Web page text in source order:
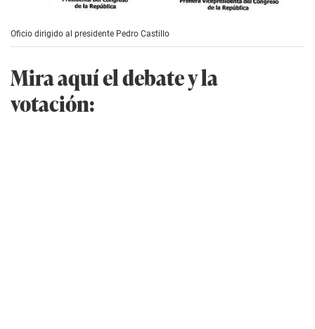
Oficio dirigido al presidente Pedro Castillo
Mira aquí el debate y la
votación: